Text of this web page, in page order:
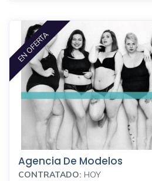
EN OFERTA
Agencia De Modelos
CONTRATADO: HOY